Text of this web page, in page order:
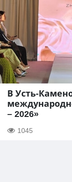
В Усть-
– 2026»
1045